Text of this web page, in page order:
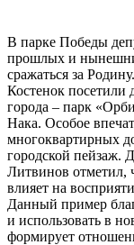
В парке Победы
прошлых и
сражаться за
Костенок посетили
города – парк
Нака. Особое
многоквартирных
городской пейзаж.
Литвинов отметил,
влияет на
Данный пример
и использовать в
формирует